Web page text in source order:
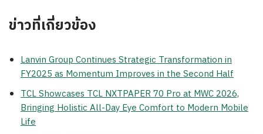
ข่าวที่เกี่ยวข้อง
Lanvin Group Continues Strategic Transformation in
FY2025 as Momentum Improves in the Second Half
TCL Showcases TCL NXTPAPER 70 Pro at MWC 2026,
Bringing Holistic All-Day Eye Comfort to Modern Mobile
Life